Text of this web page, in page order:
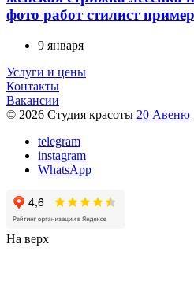
фото работ стилист
9 января
Услуги и цены
Контакты
Вакансии
© 2026 Студия красоты 20 Авеню
telegram
instagram
WhatsApp
На верх